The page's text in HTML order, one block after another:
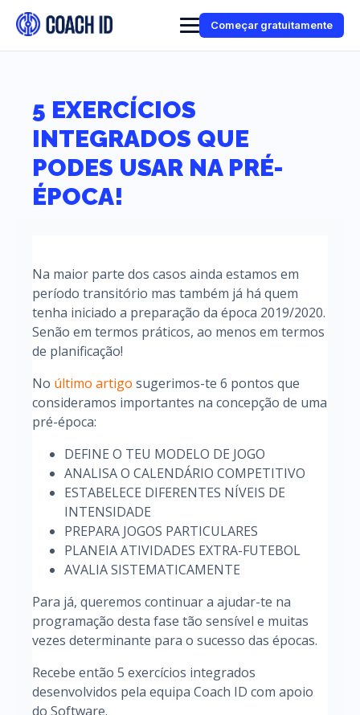
Começar gratuitamente
5 EXERCÍCIOS
INTEGRADOS QUE
PODES USAR NA PRÉ-
ÉPOCA!
Na maior parte dos casos ainda estamos em
período transitório mas também já há quem
tenha iniciado a preparação da época 2019/2020.
Senão em termos práticos, ao menos em termos
de planificação!
No último artigo sugerimos-te 6 pontos que
consideramos importantes na concepção de uma
pré-época:
DEFINE O TEU MODELO DE JOGO
ANALISA O CALENDÁRIO COMPETITIVO
ESTABELECE DIFERENTES NÍVEIS DE
INTENSIDADE
PREPARA JOGOS PARTICULARES
PLANEIA ATIVIDADES EXTRA-FUTEBOL
AVALIA SISTEMATICAMENTE
Para já, queremos continuar a ajudar-te na
programação desta fase tão sensível e muitas
vezes determinante para o sucesso das épocas.
Recebe então 5 exercícios integrados
desenvolvidos pela equipa Coach ID com apoio
do Software.